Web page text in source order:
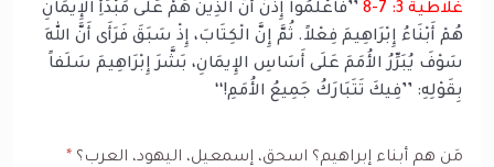
غلاطية 3: 7-8
’’فَاعْلَمُوا إِذَنْ أَنَّ الَّذِينَ هُمْ عَلَى مَبْدَأِ الإِيمَانِ
هُمْ أَبْنَاءُ إِبْرَاهِيمَ فِعْلاً. ثُمَّ إِنَّ الْكِتَابَ، إِذْ سَبَقَ فَرَأَى أَنَّ اللهَ
سَوْفَ يُبَرِّرُ الأُمَمَ عَلَى أَسَاسِ الإِيمَانِ، بَشَّرَ إِبْرَاهِيمَ سَلَفاً
بِقَوْلِهِ: ’’فِيكَ تَتَبَارَكُ جَمِيعُ الأُمَمِ!‘‘
مَن هم أبناء إبراهيم؟ اسحق، إسمعيل، اليهود، العرب؟ *